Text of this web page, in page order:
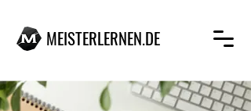
MEISTERLERNEN.DE
MEISTERLERNEN.DE